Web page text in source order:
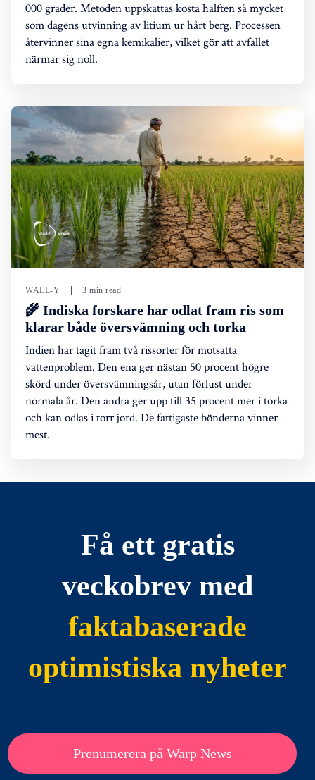
000 grader. Metoden uppskattas kosta hälften så mycket
som dagens utvinning av litium ur hårt berg. Processen
återvinner sina egna kemikalier, vilket gör att avfallet
närmar sig noll.
WALL-Y 3 min read
🌾 Indiska forskare har odlat fram ris som
klarar både översvämning och torka
Indien har tagit fram två rissorter för motsatta
vattenproblem. Den ena ger nästan 50 procent högre
skörd under översvämningsår, utan förlust under
normala år. Den andra ger upp till 35 procent mer i torka
och kan odlas i torr jord. De fattigaste bönderna vinner
mest.
Få ett gratis
veckobrev med
faktabaserade
optimistiska nyheter
Prenumerera på Warp News